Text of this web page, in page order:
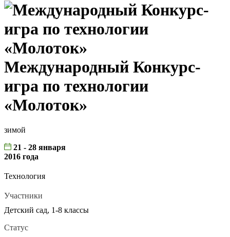
Международный Конкурс-
игра по технологии
«Молоток»
зимой
21 - 28 января
2016 года
Технология
Участники
Детский сад, 1-8 классы
Статус